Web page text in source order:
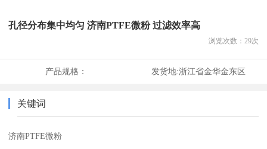
孔径分布集中均匀 济南PTFE微粉 过滤效率高
浏览次数： 29次
产品规格： 发货地:浙江省金华金东区
关键词
济南PTFE微粉